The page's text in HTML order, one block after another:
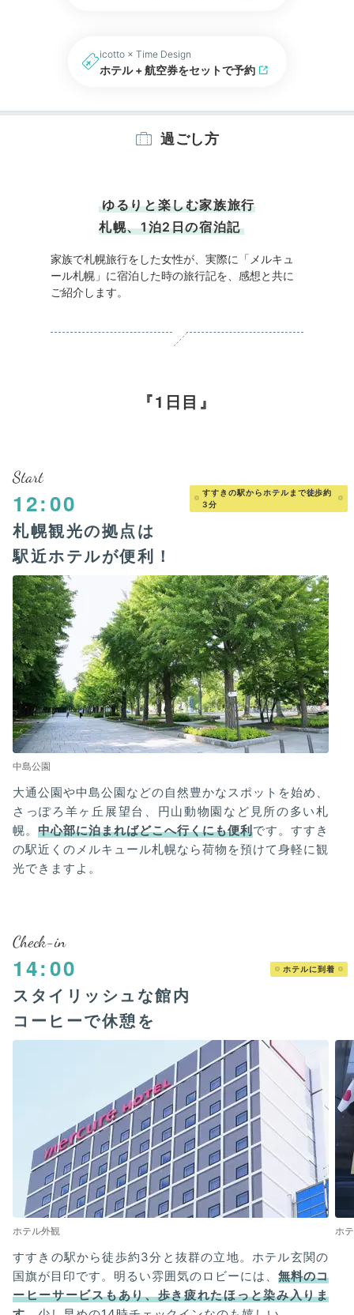
icotto × Time Design
ホテル + 航空券をセットで予約
過ごし方
ゆるりと楽しむ家族旅行
札幌、1泊2日の宿泊記
家族で札幌旅行をした女性が、実際に「メルキュ
ール札幌」に宿泊した時の旅行記を、感想と共に
ご紹介します。
1日目
Start
12:00
すすきの駅からホテルまで徒歩約
3分
札幌観光の拠点は
駅近ホテルが便利！
中島公園
大通公園や中島公園などの自然豊かなスポットを始め、
さっぽろ羊ヶ丘展望台、円山動物園など見所の多い札
幌。中心部に泊まればどこへ行くにも便利です。すすき
の駅近くのメルキュール札幌なら荷物を預けて身軽に観
光できますよ。
Check-in
14:00 ホテルに到着
スタイリッシュな館内
コーヒーで休憩を
ホテル外観 ホ
すすきの駅から徒歩約3分と抜群の立地。ホテル玄関の
国旗が目印です。明るい雰囲気のロビーには、無料のコ
ーヒーサービスもあり、歩き疲れたほっと染み入りま